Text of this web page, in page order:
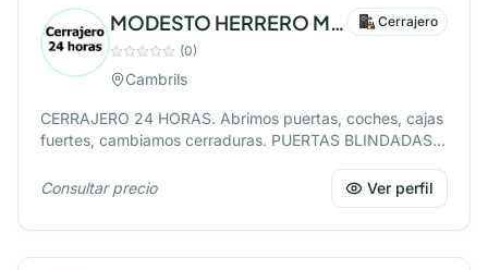
MODESTO HERRERO MARTIN
Cerrajero
(0)
Cambrils
CERRAJERO 24 HORAS. Abrimos puertas, coches, cajas
fuertes, cambiamos cerraduras. PUERTAS BLINDADAS y
Consultar precio
Ver perfil